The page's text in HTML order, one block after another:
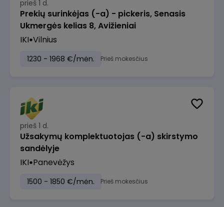
prieš 1 d.
Prekių surinkėjas (-a) - pickeris, Senasis
Ukmergės kelias 8, Avižieniai
IKI Vilnius
1230 - 1968 €/mėn. Prieš mokesčius
prieš 1 d.
Užsakymų komplektuotojas (-a) skirstymo
sandėlyje
IKI Panevėžys
1500 - 1850 €/mėn. Prieš mokesčius